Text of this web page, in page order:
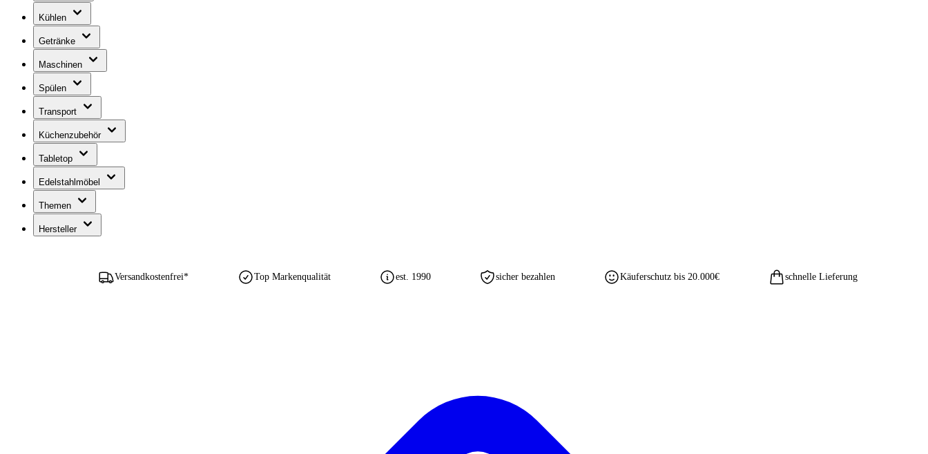
Kühlen
Getränke
Maschinen
Spülen
Transport
Küchenzubehör
Tabletop
Edelstahlmöbel
Themen
Hersteller
Versandkostenfrei* Top Markenqualität est. 1990 sicher bezahlen Käuferschutz bis 20.000€ schnelle Lieferung